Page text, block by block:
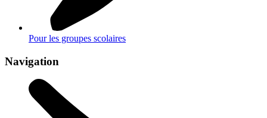
Pour les groupes scolaires
Navigation